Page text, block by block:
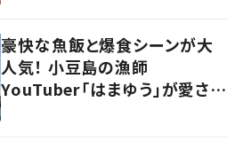
豪快な魚飯と爆食シーンが大
人気！ 小豆島の漁師
YouTuber「はまゆう」が愛され